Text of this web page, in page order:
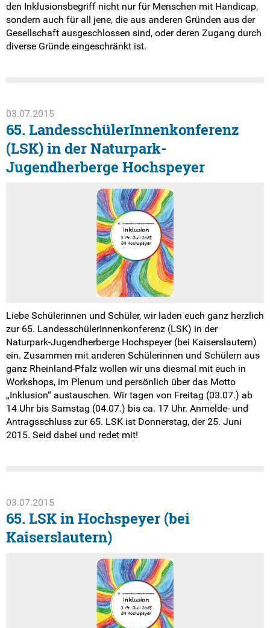
den Inklusionsbegriff nicht nur für Menschen mit Handicap,
sondern auch für all jene, die aus anderen Gründen aus der
Gesellschaft ausgeschlossen sind, oder deren Zugang durch
diverse Gründe eingeschränkt ist.
03.07.2015
65. LandesschülerInnenkonferenz
(LSK) in der Naturpark-
Jugendherberge Hochspeyer
Liebe Schülerinnen und Schüler, wir laden euch ganz herzlich
zur 65. LandesschülerInnenkonferenz (LSK) in der
Naturpark-Jugendherberge Hochspeyer (bei Kaiserslautern)
ein. Zusammen mit anderen Schülerinnen und Schülern aus
ganz Rheinland-Pfalz wollen wir uns diesmal mit euch in
Workshops, im Plenum und persönlich über das Motto
„Inklusion“ austauschen. Wir tagen von Freitag (03.07.) ab
14 Uhr bis Samstag (04.07.) bis ca. 17 Uhr. Anmelde- und
Antragsschluss zur 65. LSK ist Donnerstag, der 25. Juni
2015. Seid dabei und redet mit!
03.07.2015
65. LSK in Hochspeyer (bei
Kaiserslautern)